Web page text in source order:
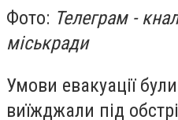
Фото: Телеграм -
міськради
Умови евакуації
виїжджали під